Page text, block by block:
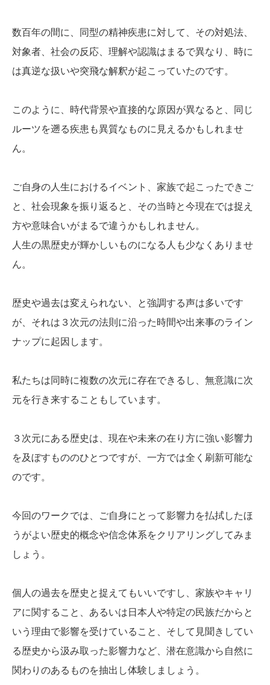
数百年の間に、同型の精神疾患に対して、その対処法、
対象者、社会の反応、理解や認識はまるで異なり、時に
は真逆な扱いや突飛な解釈が起こっていたのです。
このように、時代背景や直接的な原因が異なると、同じ
ルーツを遡る疾患も異質なものに見えるかもしれませ
ん。
ご自身の人生におけるイベント、家族で起こったできご
と、社会現象を振り返ると、その当時と今現在では捉え
方や意味合いがまるで違うかもしれません。
人生の黒歴史が輝かしいものになる人も少なくありませ
ん。
歴史や過去は変えられない、と強調する声は多いです
が、それは３次元の法則に沿った時間や出来事のライン
ナップに起因します。
私たちは同時に複数の次元に存在できるし、無意識に次
元を行き来することもしています。
３次元にある歴史は、現在や未来の在り方に強い影響力
を及ぼすもののひとつですが、一方では全く刷新可能な
のです。
今回のワークでは、ご自身にとって影響力を払拭したほ
うがよい歴史的概念や信念体系をクリアリングしてみま
しょう。
個人の過去を歴史と捉えてもいいですし、家族やキャリ
アに関すること、あるいは日本人や特定の民族だからと
いう理由で影響を受けていること、そして見聞きしてい
る歴史から汲み取った影響力など、潜在意識から自然に
関わりのあるものを抽出し体験しましょう。